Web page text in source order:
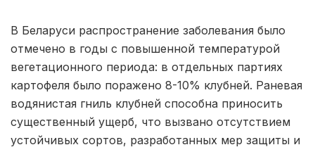
В Беларуси распространение заболевания было
отмечено в годы с повышенной температурой
вегетационного периода: в отдельных партиях
картофеля было поражено 8-10% клубней. Раневая
водянистая гниль клубней способна приносить
существенный ущерб, что вызвано отсутствием
устойчивых сортов, разработанных мер защиты и